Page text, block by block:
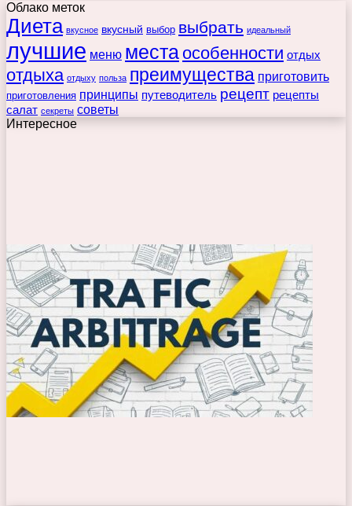
Облако меток
Диета вкусное вкусный выбор выбрать идеальный
лучшие меню места особенности отдых
отдыха отдыху польза преимущества приготовить
приготовления принципы путеводитель рецепт рецепты
салат секреты советы
Интересное